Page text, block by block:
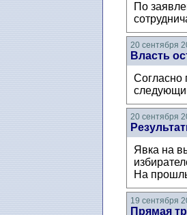
По
20 сентября
Власть
Согласно
20 сентября
Явка на
На
19 сентября
Прямая